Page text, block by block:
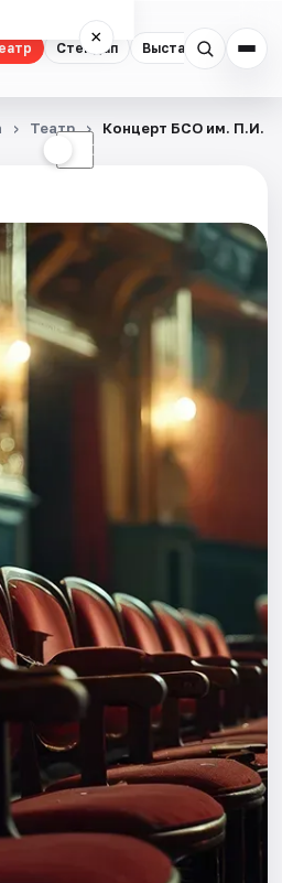
Стендап Выставки
×
☾
Театр Концерт БСО им. П.И.